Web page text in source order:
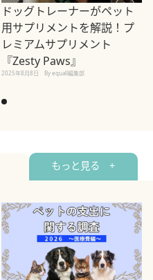
ドッグトレーナーがペット
用サプリメントを解説！プ
レミアムサプリメント
『Zesty Paws』
2025年8月8日 By equall編集部
もっと見る +